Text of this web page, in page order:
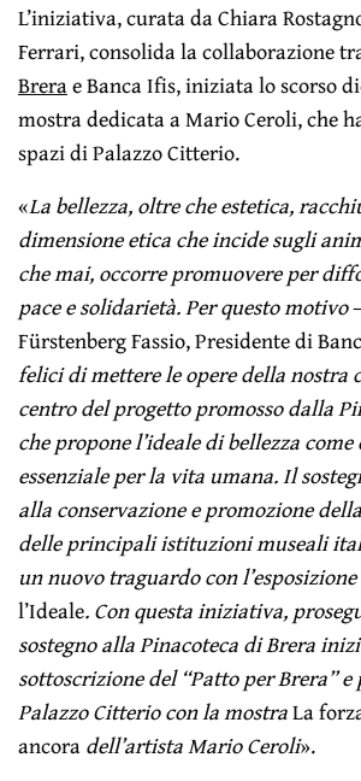
L’iniziativa, curata da Chiara
Ferrari, consolida la collaborazione
Brerae Banca Ifis, iniziata lo scorso
mostra dedicata a Mario Ceroli, che
spazi di Palazzo Citterio.
«La bellezza, oltre che estetica,
dimensione etica che incide sugli
che mai, occorre promuovere per
pace e solidarietà. Per questo motivo
Fürstenberg Fassio, Presidente di
felici di mettere le opere della nostra
centro del progetto promosso dalla
che propone l’ideale di bellezza
essenziale per la vita umana. Il
alla conservazione e promozione
delle principali istituzioni museali
un nuovo traguardo con l’esposizione
l’Ideale. Con questa iniziativa,
sostegno alla Pinacoteca di Brera
sottoscrizione del “Patto per Brera”
Palazzo Citterio con la mostraLa
ancoradell’artista Mario Ceroli».